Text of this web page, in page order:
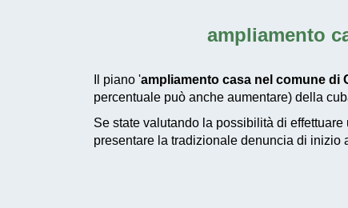
ampliamento
Il piano 'ampliamento casa nel comune di
percentuale può anche aumentare) della
Se state valutando la possibilità di effettuare
presentare la tradizionale denuncia di inizio